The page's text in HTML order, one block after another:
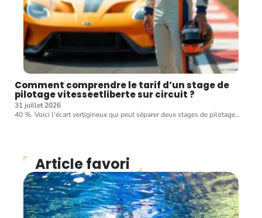
Comment comprendre le tarif d’un stage de
pilotage vitesseetliberte sur circuit ?
31 juillet 2026
40 %. Voici l'écart vertigineux qui peut séparer deux stages de pilotage…
Article favori